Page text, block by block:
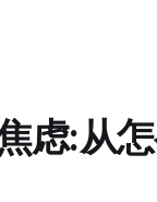
虑:从